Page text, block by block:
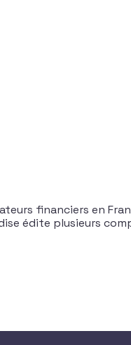
financiers en
édite plusieurs